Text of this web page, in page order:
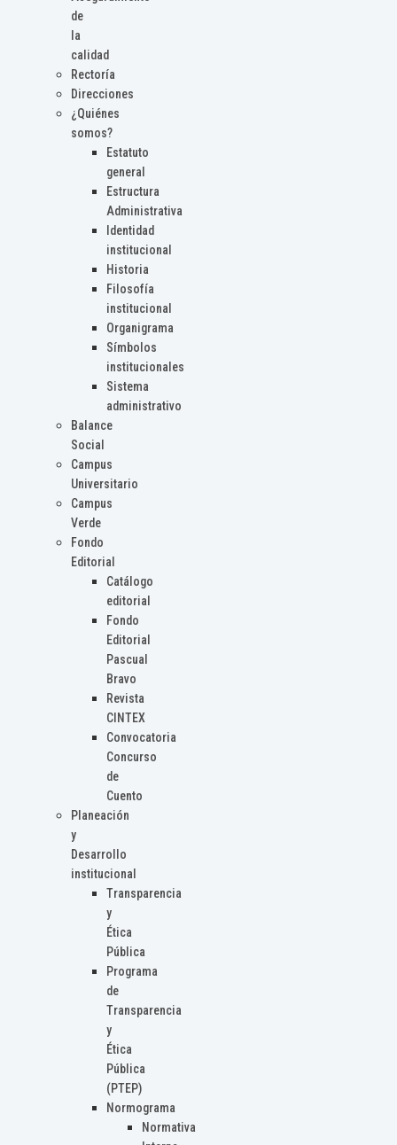
de
la
calidad
Rectoría
Direcciones
¿Quiénes
somos?
Estatuto
general
Estructura
Administrativa
Identidad
institucional
Historia
Filosofía
institucional
Organigrama
Símbolos
institucionales
Sistema
administrativo
Balance
Social
Campus
Universitario
Campus
Verde
Fondo
Editorial
Catálogo
editorial
Fondo
Editorial
Pascual
Bravo
Revista
CINTEX
Convocatoria
Concurso
de
Cuento
Planeación
y
Desarrollo
institucional
Transparencia
y
Ética
Pública
Programa
de
Transparencia
y
Ética
Pública
(PTEP)
Normograma
Normativa